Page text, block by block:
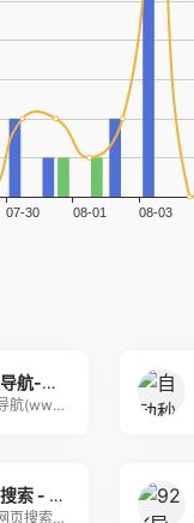
电影导航-影视导航-电影站收录-自动收录网-网站收录
电影导航(www.dydh.cc)收录了许多优秀
猎取搜索 - 干净、安全、可信任的网页搜索引擎
猎取网页搜索,免费自动秒收录网址,提供自动收录,